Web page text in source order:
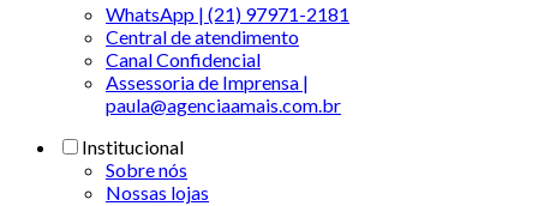
WhatsApp | (21) 97971-2181
Central de atendimento
Canal Confidencial
Assessoria de Imprensa |
paula@agenciaamais.com.br
Institucional
Sobre nós
Nossas lojas